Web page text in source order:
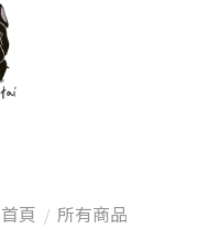
首頁 / 所有商品